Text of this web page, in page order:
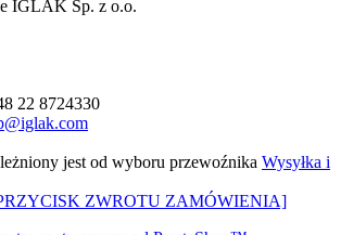
IGLAK Sp. z o.o.
22 8724330
jest od wyboru przewoźnika Wysyłka i
ZWROTU ZAMÓWIENIA]